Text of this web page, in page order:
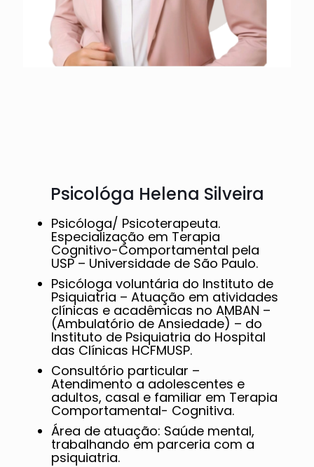
Psicológa Helena Silveira
Psicóloga/ Psicoterapeuta.
Especialização em Terapia
Cognitivo-Comportamental pela
USP – Universidade de São Paulo.
Psicóloga voluntária do Instituto de
Psiquiatria – Atuação em atividades
clínicas e acadêmicas no AMBAN –
(Ambulatório de Ansiedade) – do
Instituto de Psiquiatria do Hospital
das Clínicas HCFMUSP.
Consultório particular –
Atendimento a adolescentes e
adultos, casal e familiar em Terapia
Comportamental- Cognitiva.
Área de atuação: Saúde mental,
trabalhando em parceria com a
psiquiatria.